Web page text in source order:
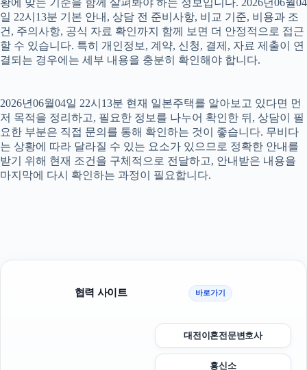
일 22시13분 기본 안내, 상담 전 준비사항, 비교 기준, 비용과 조
건, 주의사항, 공식 자료 확인까지 함께 보면 더 안정적으로 접근
할 수 있습니다. 특히 개인정보, 계약, 신청, 결제, 자료 제출이 연
결되는 경우에는 세부 내용을 충분히 확인해야 합니다.
2026년06월04일 22시13분 현재 일본주택를 알아보고 있다면 먼
저 목적을 정리하고, 필요한 정보를 나누어 확인한 뒤, 상담이 필
요한 부분은 직접 문의를 통해 확인하는 것이 좋습니다. 무비다
는 상황에 따라 달라질 수 있는 요소가 있으므로 정확한 안내를
받기 위해 현재 조건을 구체적으로 전달하고, 안내받은 내용을
마지막에 다시 확인하는 과정이 필요합니다.
협력 사이트 바로가기
대전이혼전문변호사
흥신소